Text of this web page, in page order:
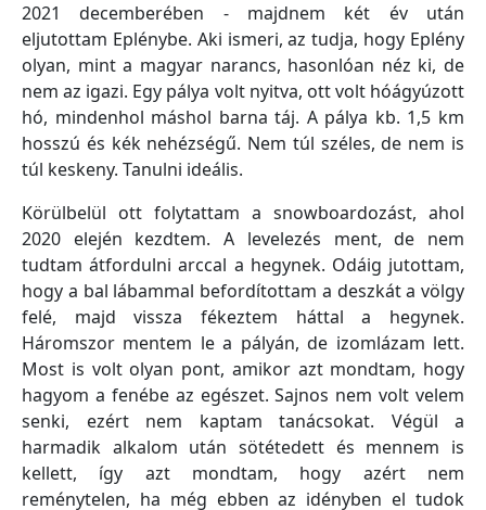
2021 decemberében - majdnem két év után
eljutottam Eplénybe. Aki ismeri, az tudja, hogy Eplény
olyan, mint a magyar narancs, hasonlóan néz ki, de
nem az igazi. Egy pálya volt nyitva, ott volt hóágyúzott
hó, mindenhol máshol barna táj. A pálya kb. 1,5 km
hosszú és kék nehézségű. Nem túl széles, de nem is
túl keskeny. Tanulni ideális.
Körülbelül ott folytattam a snowboardozást, ahol
2020 elején kezdtem. A levelezés ment, de nem
tudtam átfordulni arccal a hegynek. Odáig jutottam,
hogy a bal lábammal befordítottam a deszkát a völgy
felé, majd vissza fékeztem háttal a hegynek.
Háromszor mentem le a pályán, de izomlázam lett.
Most is volt olyan pont, amikor azt mondtam, hogy
hagyom a fenébe az egészet. Sajnos nem volt velem
senki, ezért nem kaptam tanácsokat. Végül a
harmadik alkalom után sötétedett és mennem is
kellett, így azt mondtam, hogy azért nem
reménytelen, ha még ebben az idényben el tudok